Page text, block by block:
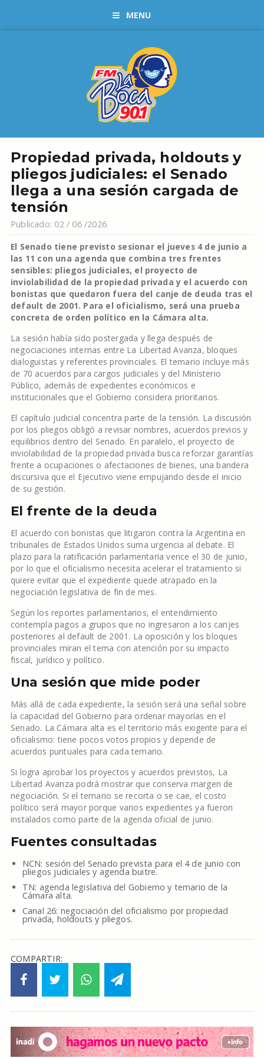
MENU
Propiedad privada, holdouts y
pliegos judiciales: el Senado
llega a una sesión cargada de
tensión
Publicado: 02 / 06 /2026
El Senado tiene previsto sesionar el jueves 4 de junio a
las 11 con una agenda que combina tres frentes
sensibles: pliegos judiciales, el proyecto de
inviolabilidad de la propiedad privada y el acuerdo con
bonistas que quedaron fuera del canje de deuda tras el
default de 2001. Para el oficialismo, será una prueba
concreta de orden político en la Cámara alta.
La sesión había sido postergada y llega después de
negociaciones internas entre La Libertad Avanza, bloques
dialoguistas y referentes provinciales. El temario incluye más
de 70 acuerdos para cargos judiciales y del Ministerio
Público, además de expedientes económicos e
institucionales que el Gobierno considera prioritarios.
El capítulo judicial concentra parte de la tensión. La discusión
por los pliegos obligó a revisar nombres, acuerdos previos y
equilibrios dentro del Senado. En paralelo, el proyecto de
inviolabilidad de la propiedad privada busca reforzar garantías
frente a ocupaciones o afectaciones de bienes, una bandera
discursiva que el Ejecutivo viene empujando desde el inicio
de su gestión.
El frente de la deuda
El acuerdo con bonistas que litigaron contra la Argentina en
tribunales de Estados Unidos suma urgencia al debate. El
plazo para la ratificación parlamentaria vence el 30 de junio,
por lo que el oficialismo necesita acelerar el tratamiento si
quiere evitar que el expediente quede atrapado en la
negociación legislativa de fin de mes.
Según los reportes parlamentarios, el entendimiento
contempla pagos a grupos que no ingresaron a los canjes
posteriores al default de 2001. La oposición y los bloques
provinciales miran el tema con atención por su impacto
fiscal, jurídico y político.
Una sesión que mide poder
Más allá de cada expediente, la sesión será una señal sobre
la capacidad del Gobierno para ordenar mayorías en el
Senado. La Cámara alta es el territorio más exigente para el
oficialismo: tiene pocos votos propios y depende de
acuerdos puntuales para cada temario.
Si logra aprobar los proyectos y acuerdos previstos, La
Libertad Avanza podrá mostrar que conserva margen de
negociación. Si el temario se recorta o se cae, el costo
político será mayor porque varios expedientes ya fueron
instalados como parte de la agenda oficial de junio.
Fuentes consultadas
NCN: sesión del Senado prevista para el 4 de junio con
pliegos judiciales y agenda buitre.
TN: agenda legislativa del Gobierno y temario de la
Cámara alta.
Canal 26: negociación del oficialismo por propiedad
privada, holdouts y pliegos.
COMPARTIR: